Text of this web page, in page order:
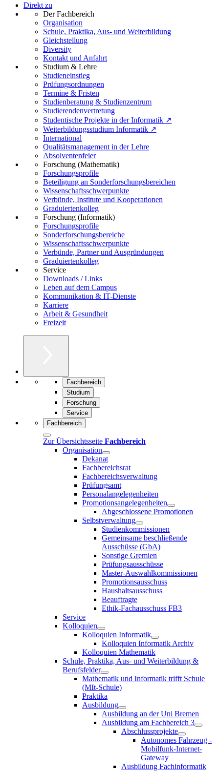
Direkt zu
Der Fachbereich
Organisation
Schule, Praktika, Aus- und Weiterbildung
Gleichstellung
Diversity
Kontakt und Anfahrt
Studium & Lehre
Studieneinstieg
Prüfungsordnungen
Termine & Fristen
Studienberatung & Studienzentrum
Studierendenvertretung
Studentische Projekte in der Informatik ↗
Weiterbildungsstudium Informatik ↗
International
Qualitätsmanagement in der Lehre
Absolventenfeier
Forschung (Mathematik)
Forschungsprofile
Beteiligung an Sonderforschungsbereichen
Wissenschaftsschwerpunkte
Verbünde, Institute und Kooperationen
Graduiertenkolleg
Forschung (Informatik)
Forschungsprofile
Sonderforschungsbereiche
Wissenschaftsschwerpunkte
Verbünde, Partner und Ausgründungen
Graduiertenkolleg
Service
Downloads / Links
Leben auf dem Campus
Kommunikation & IT-Dienste
Karriere
Arbeit & Gesundheit
Freizeit
Fachbereich
Studium
Forschung
Service
Fachbereich
Zur Übersichtsseite Fachbereich
Organisation
Dekanat
Fachbereichsrat
Fachbereichsverwaltung
Prüfungsamt
Personalangelegenheiten
Promotionsangelegenheiten
Abgeschlossene Promotionen
Selbstverwaltung
Studienkommissionen
Gemeinsame beschließende
Ausschüsse (GbA)
Sonstige Gremien
Prüfungsausschüsse
Master-Auswahlkommissionen
Promotionsausschuss
Haushaltsausschuss
Beauftragte
Ethik-Fachausschuss FB3
Service
Kolloquien
Kolloquien Informatik
Kolloquien Informatik Archiv
Kolloquien Mathematik
Schule, Praktika, Aus- und Weiterbildung &
Berufsfelder
Mathematik und Informatik trifft Schule
(MIt-Schule)
Praktika
Ausbildung
Ausbildung an der Uni Bremen
Ausbildung am Fachbereich 3
Abschlussprojekte
Autonomes Fahrzeug -
Mobilfunk-Internet-
Gateway
Ausbildung Fachinformatik